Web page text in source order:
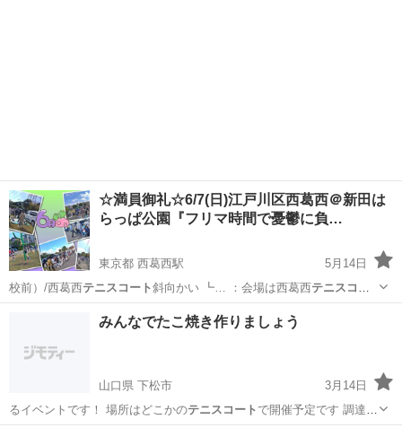
☆満員御礼☆6/7(日)江戸川区西葛西＠新田は
らっぱ公園『フリマ時間で憂鬱に負…
東京都 西葛西駅
5月14日
校前）/西葛西テニスコート斜向かい ┗… ：会場は西葛西テニスコー
ト斜向かい、中左… 西葛西駅 フリーマーケット
みんなでたこ焼き作りましょう
山口県 下松市
3月14日
るイベントです！ 場所はどこかのテニスコート で開催予定です 調達は